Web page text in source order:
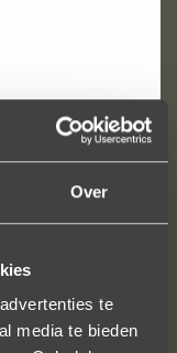
Over
te
media te bieden